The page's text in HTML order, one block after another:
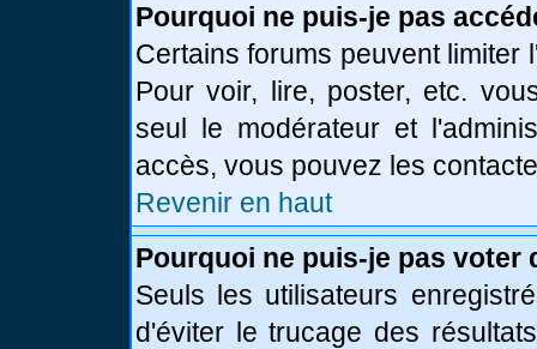
Pourquoi ne puis-je pas
Certains forums peuvent
Pour voir, lire, poster, etc.
seul le modérateur et
accès, vous pouvez les
Revenir en haut
Pourquoi ne puis-je pas voter
Seuls les utilisateurs
d'éviter le trucage des